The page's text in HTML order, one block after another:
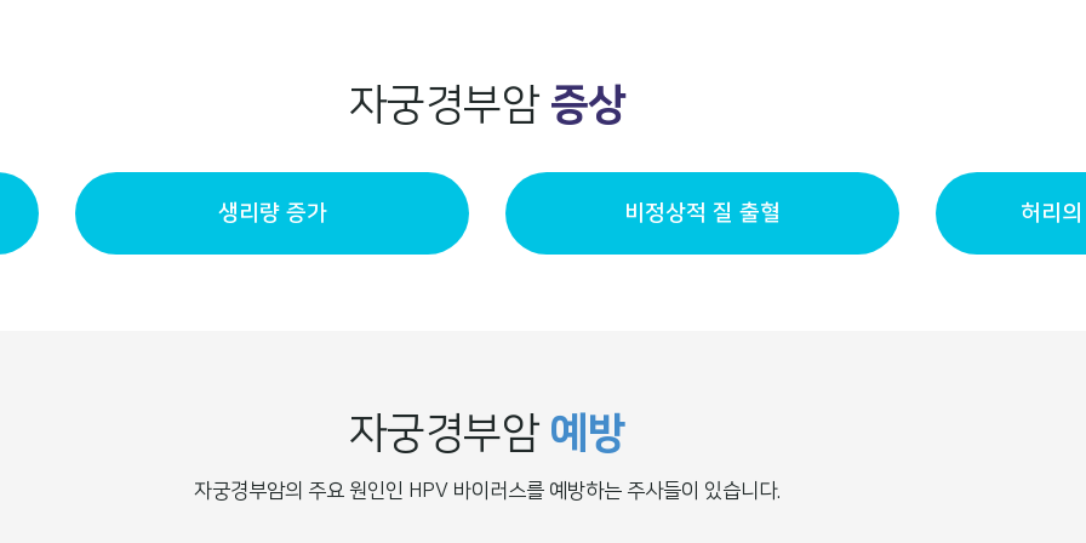
자궁경부암 증상
생리량 증가 비정상적 질 출혈 허리
자궁경부암 예방
자궁경부암의 주요 원인인 HPV 바이러스를 예방하는 주사들이 있습니다.